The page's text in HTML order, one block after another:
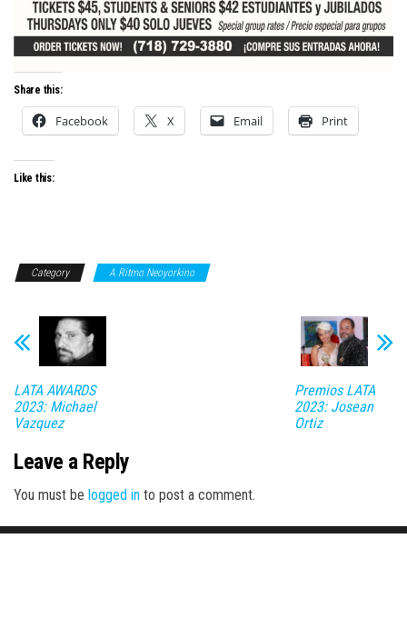
Share this:
Facebook X Email Print
Like this:
Category A Ritmo Neoyorkino
LATA AWARDS
2023: Michael
Vazquez
Premios LATA
2023: Josean
Ortiz
Leave a Reply
You must be logged in to post a comment.